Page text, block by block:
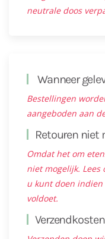
neutrale doos
Wanneer
Bestellingen
aangeboden aan
Retouren niet
Omdat het om
niet mogelijk. Lees
u kunt doen
voldoet.
Verzendkosten